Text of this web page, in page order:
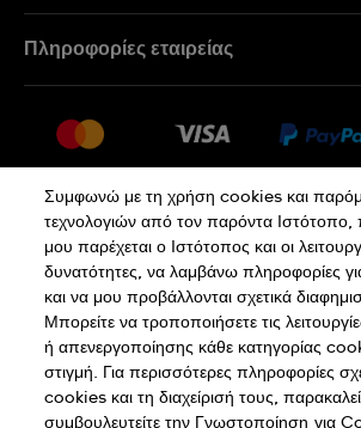
Επιστροφές
Όροι Πώλησης
Κάνε κλικ εδώ για υπαναχώρηση
Πληροφορίες εταιρείας
Θέσεις Εργασίας
Πολιτική Απορρήτου
Όροι Χρήσης
Συμφωνώ με τη χρήση cookies και
τεχνολογιών από τον παρόντα Ιστότοπο,
μου παρέχεται ο Ιστότοπος και οι
δυνατότητες, να λαμβάνω πληροφορίες
και να μου προβάλλονται σχετικά
Μπορείτε να τροποποιήσετε τις
ή απενεργοποίησης κάθε κατηγορίας
στιγμή. Για περισσότερες πληροφορίες
cookies και τη διαχείρισή τους,
συμβουλευτείτε την Γνωστοποίηση για